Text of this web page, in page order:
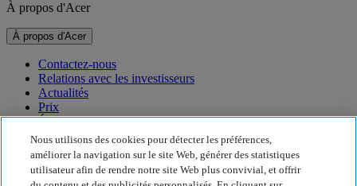
À propos d'Acer
À propos d'Acer
Contactez-nous
Relations avec les investisseurs
Actualités
Prix
Événements
Développement durable
Développement durable
Nous utilisons des cookies pour détecter les préférences,
améliorer la navigation sur le site Web, générer des statistiques
utilisateur afin de rendre notre site Web plus convivial, et offrir